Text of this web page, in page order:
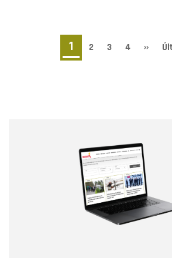
Página
actual
1 Page
2 Page
3 Page
4 ››
Correo electrónico
Tipo de comentario